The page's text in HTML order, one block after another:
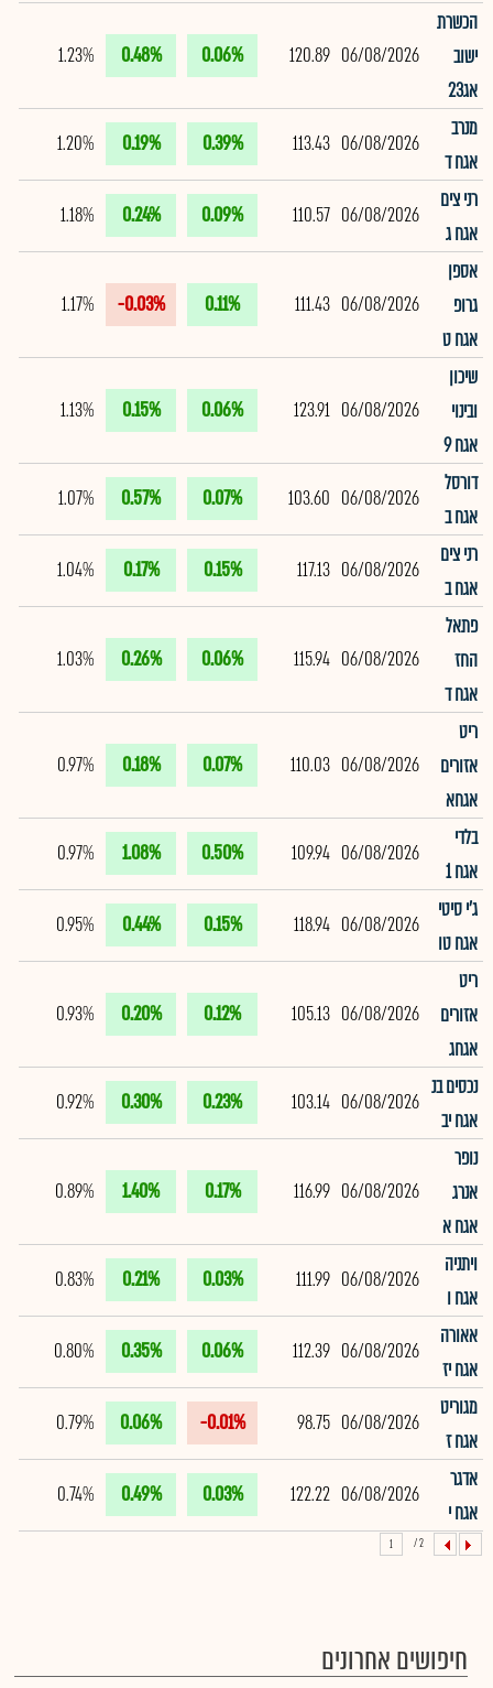
הכשרת
ישוב
אג23
06/08/2026
120.89
0.06%
0.48%
1.23%
מנרב
אגח ד
06/08/2026
113.43
0.39%
0.19%
1.20%
רני צים
אגח ג
06/08/2026
110.57
0.09%
0.24%
1.18%
אספן
גרופ
אגח ט
06/08/2026
111.43
0.11%
-0.03%
1.17%
שיכון
ובינוי
אגח 9
06/08/2026
123.91
0.06%
0.15%
1.13%
דורסל
אגח ב
06/08/2026
103.60
0.07%
0.57%
1.07%
רני צים
אגח ב
06/08/2026
117.13
0.15%
0.17%
1.04%
פתאל
החז
אגח ד
06/08/2026
115.94
0.06%
0.26%
1.03%
ריט
אזורים
אגחא
06/08/2026
110.03
0.07%
0.18%
0.97%
בלדי
אגח 1
06/08/2026
109.94
0.50%
1.08%
0.97%
ג'י סיטי
אגח טו
06/08/2026
118.94
0.15%
0.44%
0.95%
ריט
אזורים
אגחג
06/08/2026
105.13
0.12%
0.20%
0.93%
נכסים בנ
אגח יב
06/08/2026
103.14
0.23%
0.30%
0.92%
נופר
אנרג
אגח א
06/08/2026
116.99
0.17%
1.40%
0.89%
ויתניה
אגח ו
06/08/2026
111.99
0.03%
0.21%
0.83%
אאורה
אגח יז
06/08/2026
112.39
0.06%
0.35%
0.80%
מגוריט
אגח ז
06/08/2026
98.75
-0.01%
0.06%
0.79%
אדגר
אגח י
06/08/2026
122.22
0.03%
0.49%
0.74%
2 /
1
חיפושים אחרונים